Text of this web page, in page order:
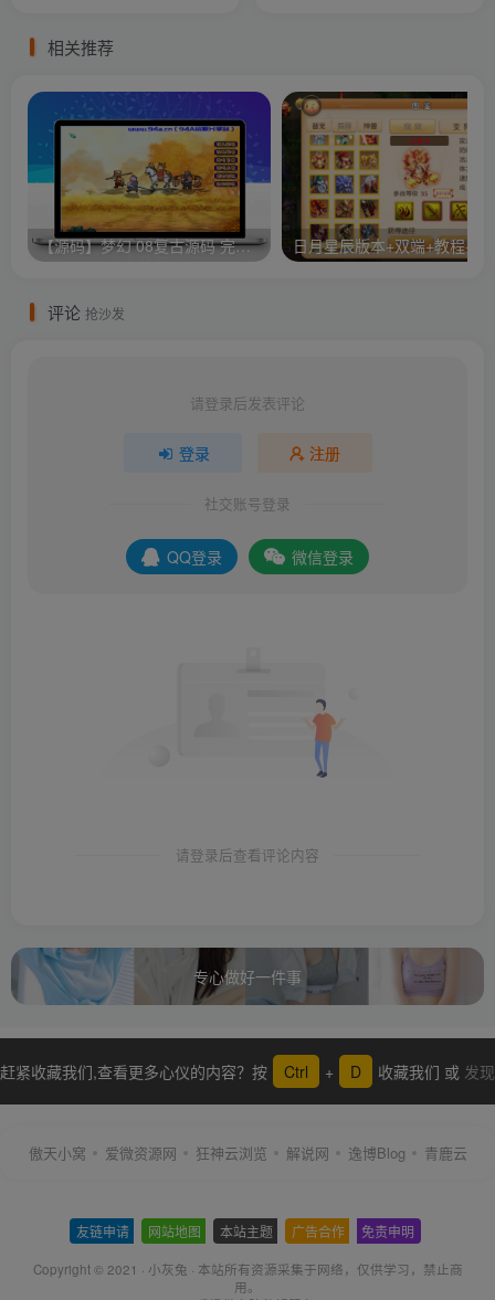
相关推荐
【源码】梦幻 08复古源码 完整客户端 服务端GGE源码
评论 抢沙发
请登录后发表评论
登录 注册
社交账号登录
QQ登录 微信登录
请登录后查看评论内容
专心做好一件事
赶紧收藏我们,查看更多心仪的内容？按 Ctrl + D 收藏我们 或 发现
傲天小窝 爱微资源网 狂神云浏览 解说网 逸博Blog 青鹿云
友链申请 网站地图 本站主题 广告合作 免责申明
Copyright © 2021 · 小灰兔 · 本站所有资源采集于网络，仅供学习，禁止商
用。